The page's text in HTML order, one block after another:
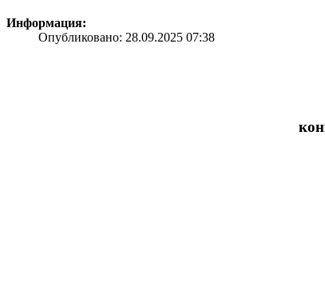
Информация:
Опубликовано: 28.09.2025 07:38